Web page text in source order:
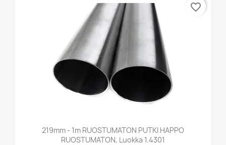
219mm - 1m RUOSTUMATON PUTKI HAPPO
RUOSTUMATON, Luokka 1.4301
favorite_border